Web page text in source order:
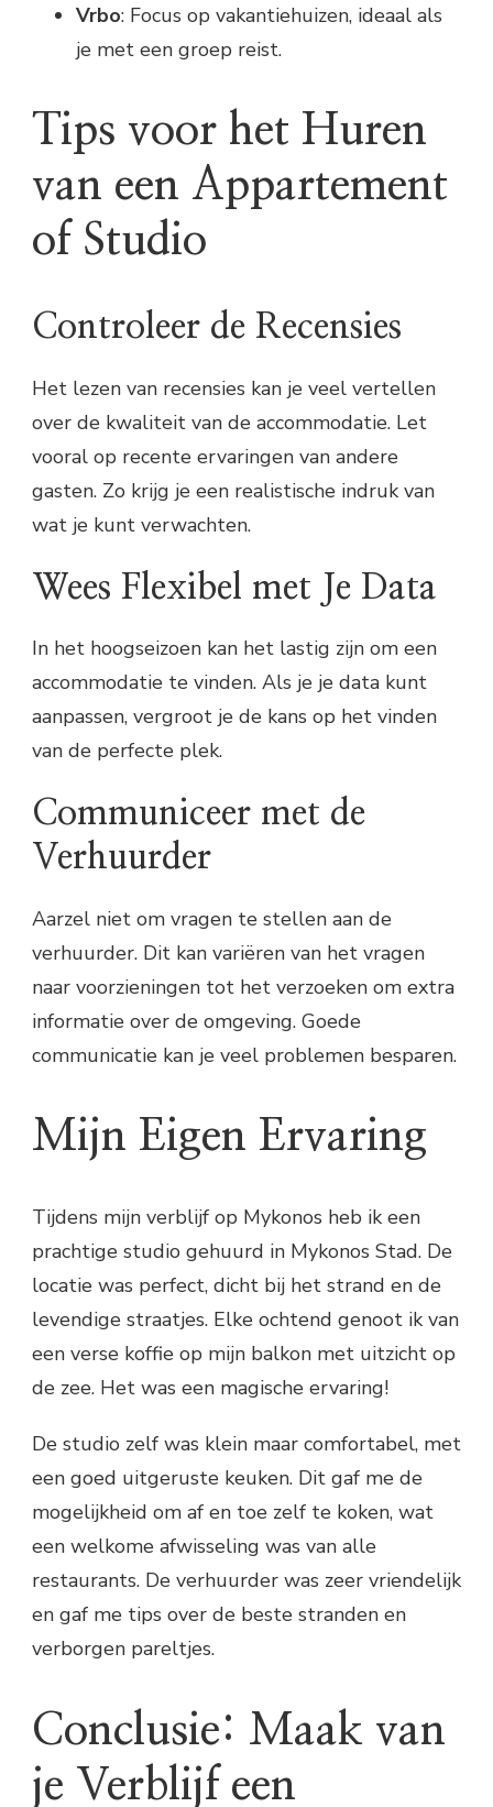
Vrbo: Focus op vakantiehuizen, ideaal als
je met een groep reist.
Tips voor het Huren
van een Appartement
of Studio
Controleer de Recensies
Het lezen van recensies kan je veel vertellen
over de kwaliteit van de accommodatie. Let
vooral op recente ervaringen van andere
gasten. Zo krijg je een realistische indruk van
wat je kunt verwachten.
Wees Flexibel met Je Data
In het hoogseizoen kan het lastig zijn om een
accommodatie te vinden. Als je je data kunt
aanpassen, vergroot je de kans op het vinden
van de perfecte plek.
Communiceer met de
Verhuurder
Aarzel niet om vragen te stellen aan de
verhuurder. Dit kan variëren van het vragen
naar voorzieningen tot het verzoeken om extra
informatie over de omgeving. Goede
communicatie kan je veel problemen besparen.
Mijn Eigen Ervaring
Tijdens mijn verblijf op Mykonos heb ik een
prachtige studio gehuurd in Mykonos Stad. De
locatie was perfect, dicht bij het strand en de
levendige straatjes. Elke ochtend genoot ik van
een verse koffie op mijn balkon met uitzicht op
de zee. Het was een magische ervaring!
De studio zelf was klein maar comfortabel, met
een goed uitgeruste keuken. Dit gaf me de
mogelijkheid om af en toe zelf te koken, wat
een welkome afwisseling was van alle
restaurants. De verhuurder was zeer vriendelijk
en gaf me tips over de beste stranden en
verborgen pareltjes.
Conclusie: Maak van
je Verblijf een